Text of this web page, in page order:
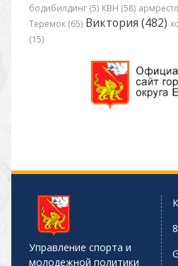
бодибилдинг (5) КВН (58)
Теремок (65) Виктория (482)
(15)
Управление спорта и
молодежной политики